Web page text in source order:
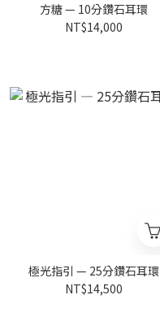
方糖 — 10分鑽石耳環
NT$14,000
極光指引 — 25分鑽石耳環
NT$14,500